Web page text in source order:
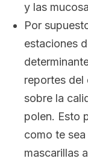
y las
Por
estaciones
reportes del
sobre la
polen. Esto
como te
mascarillas